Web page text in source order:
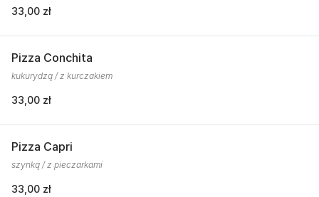
33,00 zł
Pizza Conchita
kukurydzą / z kurczakiem
33,00 zł
Pizza Capri
szynką / z pieczarkami
33,00 zł